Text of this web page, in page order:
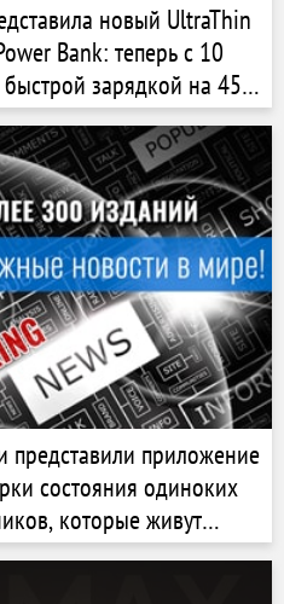
новый UltraThin
Bank: теперь с 10
зарядкой на 45
представили приложение
состояния одиноких
которые живут